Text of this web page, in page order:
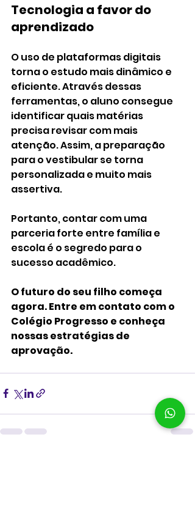
Tecnologia a favor do
aprendizado
O uso de plataformas digitais
torna o estudo mais dinâmico e
eficiente. Através dessas
ferramentas, o aluno consegue
identificar quais matérias
precisa revisar com mais
atenção. Assim, a preparação
para o vestibular se torna
personalizada e muito mais
assertiva.
Portanto, contar com uma
parceria forte entre família e
escola é o segredo para o
sucesso acadêmico.
O futuro do seu filho começa
agora. Entre em contato com o
Colégio Progresso e conheça
nossas estratégias de
aprovação.